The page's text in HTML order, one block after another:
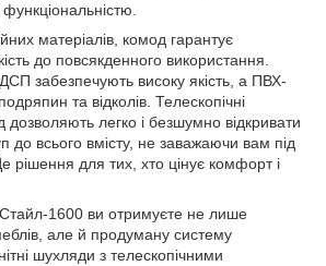
матеріалів, комод гарантує
до повсякденного використання.
забезпечують високу якість, а ПВХ-
та відколів. Телескопічні
легко і безшумно відкривати
до всього вмісту, не заважаючи вам під
рішення для тих, хто цінує комфорт і
1600 ви отримуєте не лише
але й продуману систему
шухляди з телескопічними